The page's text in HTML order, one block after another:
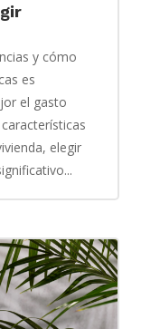
y cómo
es
el gasto
elegir